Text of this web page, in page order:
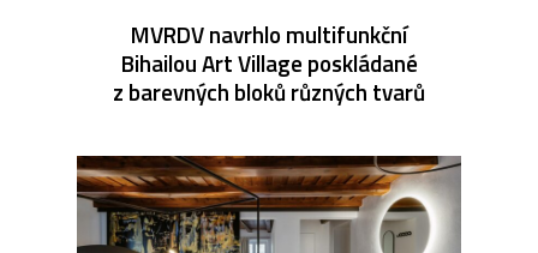
MVRDV navrhlo multifunkční
Bihailou Art Village poskládané
z barevných bloků různých tvarů